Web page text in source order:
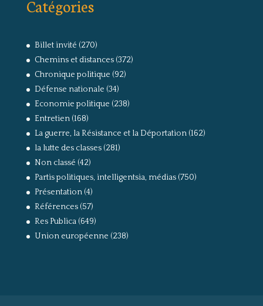
Catégories
Billet invité (270)
Chemins et distances(372)
Chronique politique (92)
Défense nationale (34)
Economie politique (238)
Entretien(168)
La guerre, la Résistance et la Déportation(162)
la lutte des classes(281)
Non classé (42)
Partis politiques, intelligentsia, médias(750)
Présentation(4)
Références(57)
Res Publica(649)
Union européenne (238)